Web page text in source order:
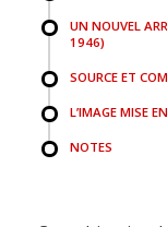
UN NOUVEL
1946)
SOURCE ET
L’IMAGE MISE
NOTES